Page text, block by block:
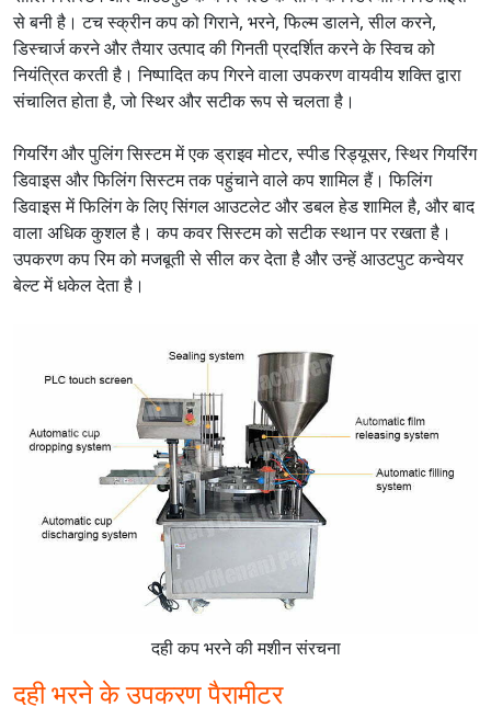
से बनी है। टच स्क्रीन कप को गिराने, भरने, फिल्म डालने, सील करने,
डिस्चार्ज करने और तैयार उत्पाद की गिनती प्रदर्शित करने के स्विच को
नियंत्रित करती है। निष्पादित कप गिरने वाला उपकरण वायवीय शक्ति द्वारा
संचालित होता है, जो स्थिर और सटीक रूप से चलता है।
गियरिंग और पुलिंग सिस्टम में एक ड्राइव मोटर, स्पीड रिड्यूसर, स्थिर गियरिंग
डिवाइस और फिलिंग सिस्टम तक पहुंचाने वाले कप शामिल हैं। फिलिंग
डिवाइस में फिलिंग के लिए सिंगल आउटलेट और डबल हेड शामिल है, और बाद
वाला अधिक कुशल है। कप कवर सिस्टम को सटीक स्थान पर रखता है।
उपकरण कप रिम को मजबूती से सील कर देता है और उन्हें आउटपुट कन्वेयर
बेल्ट में धकेल देता है।
दही कप भरने की मशीन संरचना
दही भरने के उपकरण पैरामीटर